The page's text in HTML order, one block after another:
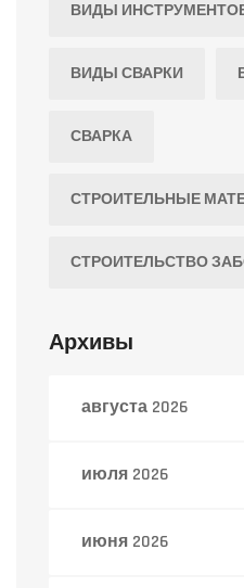
ВИДЫ
ВИДЫ СВАРКИ
СВАРКА
СТРОИТЕЛЬНЫЕ
СТРОИТЕЛЬСТВО
Архивы
августа 2026
июля 2026
июня 2026